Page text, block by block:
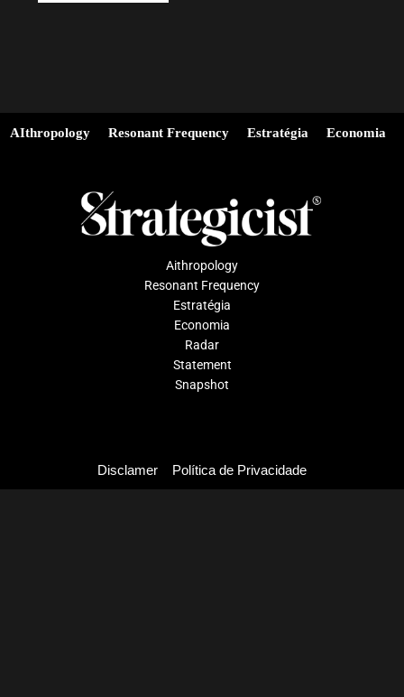
AIthropology Resonant Frequency Estratégia Economia
Aithropology
Resonant Frequency
Estratégia
Economia
Radar
Statement
Snapshot
Disclamer Política de Privacidade